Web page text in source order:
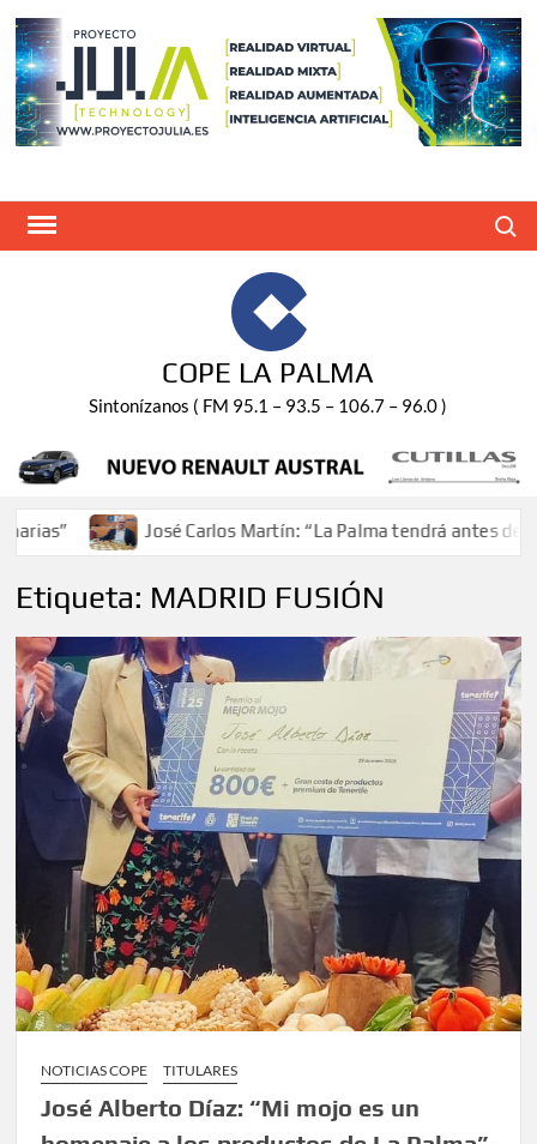
Saltar
contenido
COPE LA PALMA
Sintonízanos ( FM 95.1 – 93.5 – 106.7 – 96.0 )
José Carlos Martín: “La Palma tendrá antes de 2030 un
Etiqueta: MADRID FUSIÓN
NOTICIAS COPE TITULARES
José Alberto Díaz: “Mi mojo es un